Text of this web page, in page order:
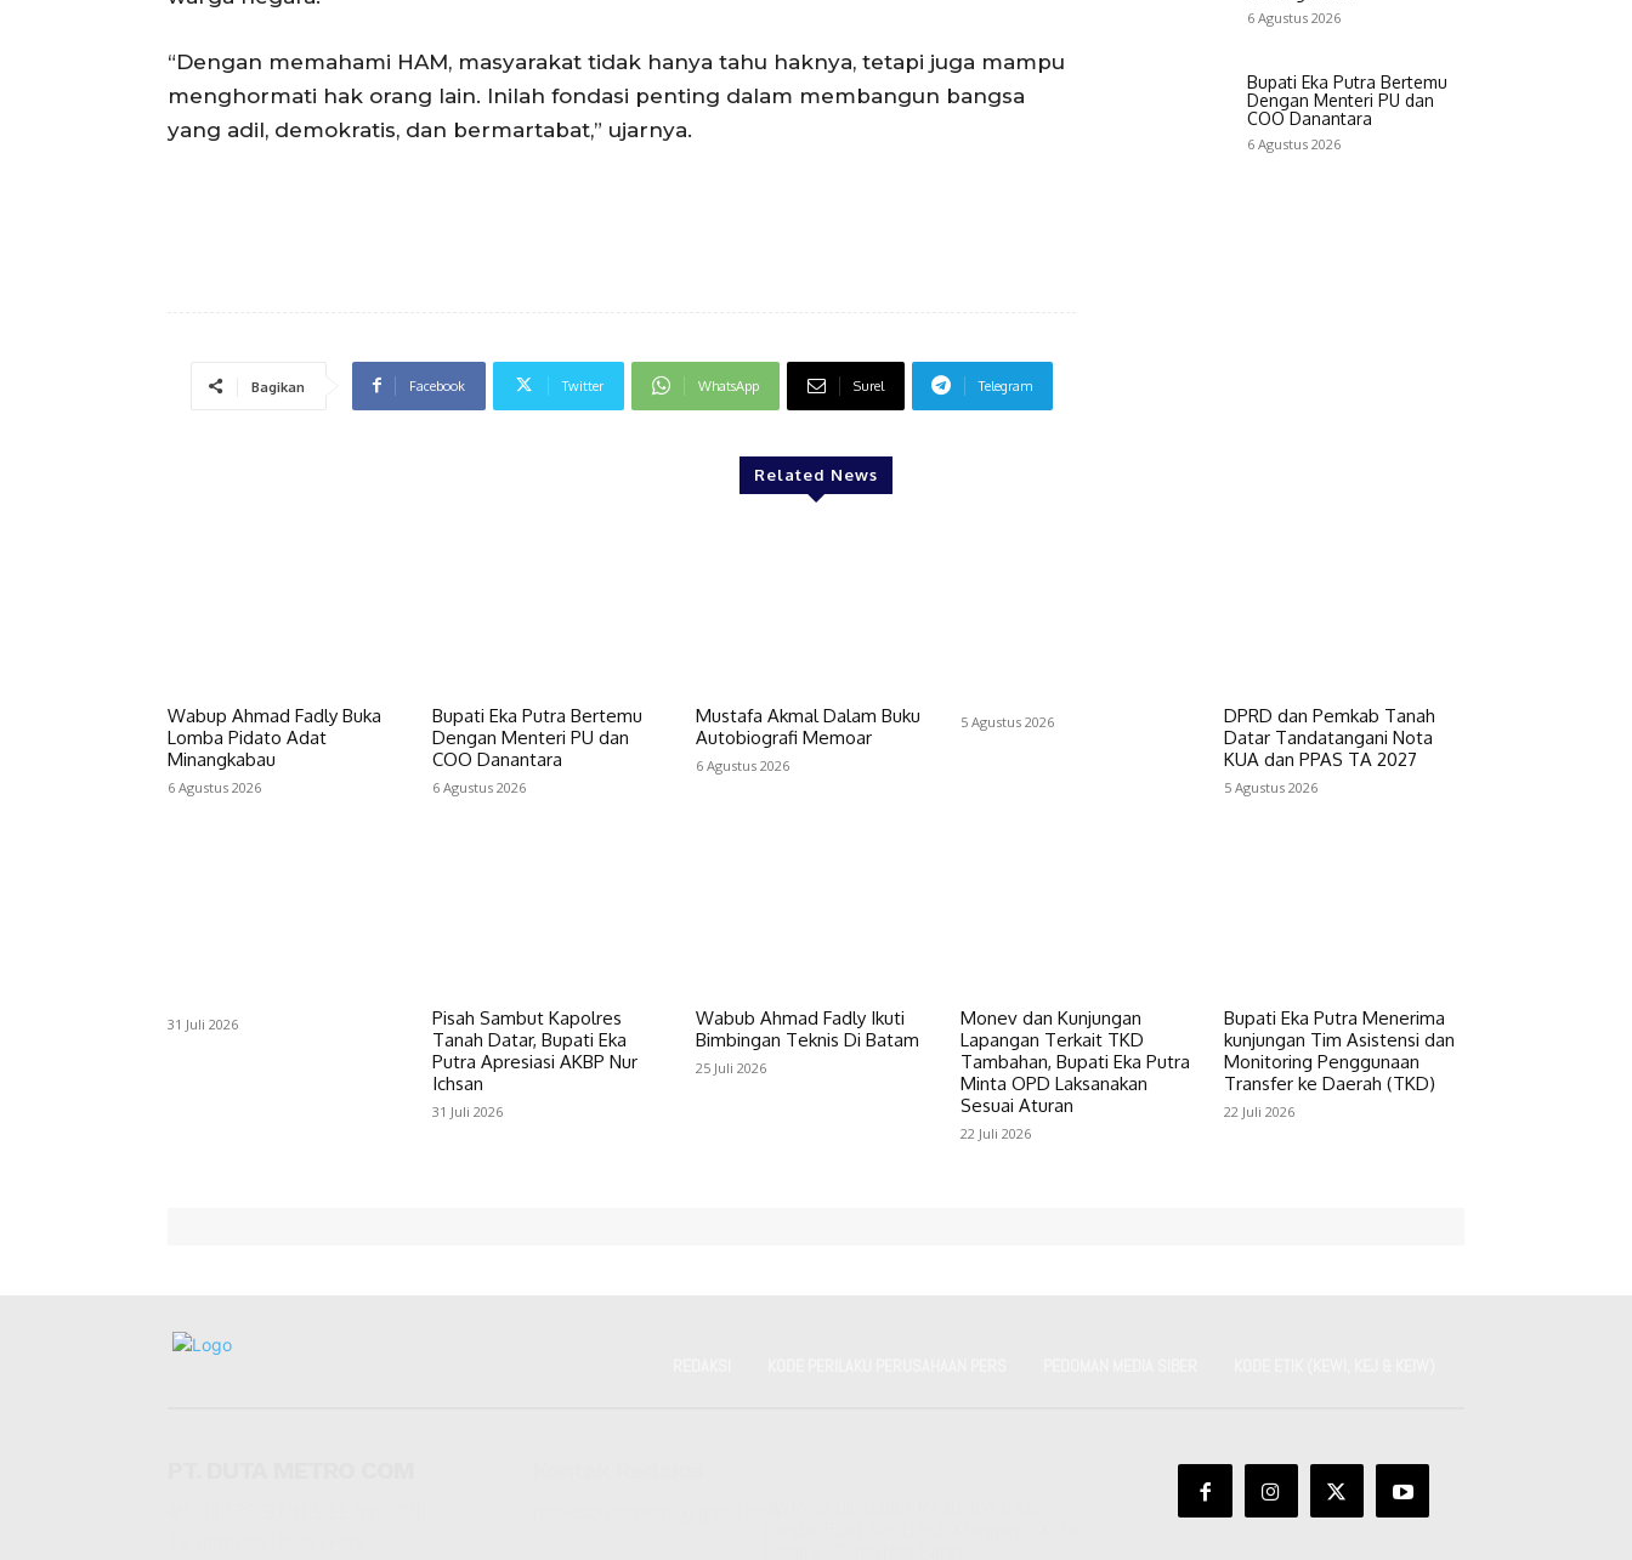
“Dengan memahami HAM, masyarakat tidak hanya tahu haknya, tetapi juga mampu
menghormati hak orang lain. Inilah fondasi penting dalam membangun bangsa
yang adil, demokratis, dan bermartabat,” ujarnya.
Bagikan Facebook Twitter WhatsApp Surel Telegram
6 Agustus 2026
Bupati Eka Putra Bertemu
Dengan Menteri PU dan
COO Danantara
6 Agustus 2026
Related News
Wabup Ahmad Fadly Buka
Lomba Pidato Adat
Minangkabau
6 Agustus 2026
Bupati Eka Putra Bertemu
Dengan Menteri PU dan
COO Danantara
6 Agustus 2026
Mustafa Akmal Dalam Buku
Autobiografi Memoar
6 Agustus 2026
5 Agustus 2026
DPRD dan Pemkab Tanah
Datar Tandatangani Nota
KUA dan PPAS TA 2027
5 Agustus 2026
31 Juli 2026
Pisah Sambut Kapolres
Tanah Datar, Bupati Eka
Putra Apresiasi AKBP Nur
Ichsan
31 Juli 2026
Wabub Ahmad Fadly Ikuti
Bimbingan Teknis Di Batam
25 Juli 2026
Monev dan Kunjungan
Lapangan Terkait TKD
Tambahan, Bupati Eka Putra
Minta OPD Laksanakan
Sesuai Aturan
22 Juli 2026
Bupati Eka Putra Menerima
kunjungan Tim Asistensi dan
Monitoring Penggunaan
Transfer ke Daerah (TKD)
22 Juli 2026